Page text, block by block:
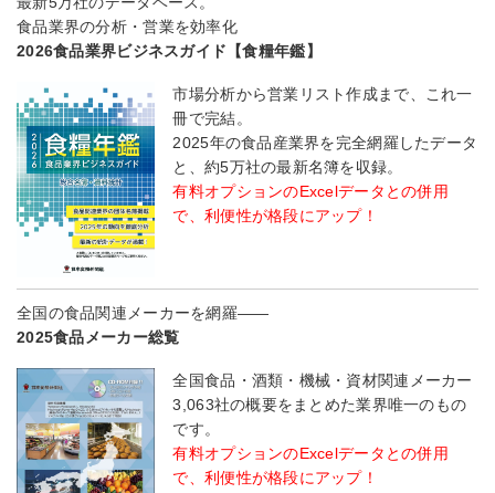
食品業界の分析・営業を効率化
2026食品業界ビジネスガイド【食糧年鑑】
市場分析から営業リスト作成まで、これ一
冊で完結。
2025年の食品産業界を完全網羅したデータ
と、約5万社の最新名簿を収録。
有料オプションのExcelデータとの併用
で、利便性が格段にアップ！
全国の食品関連メーカーを網羅――
2025食品メーカー総覧
全国食品・酒類・機械・資材関連メーカー
3,063社の概要をまとめた業界唯一のもの
です。
有料オプションのExcelデータとの併用
で、利便性が格段にアップ！